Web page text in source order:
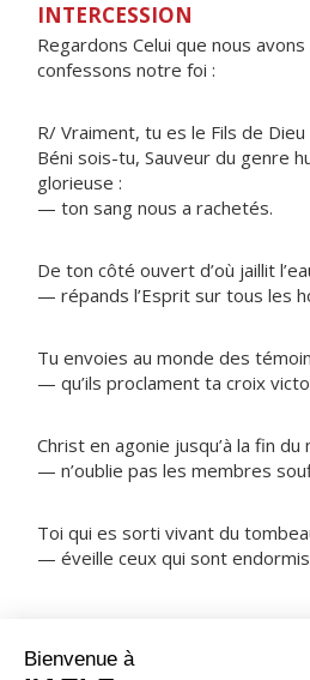
INTERCESSION
Regardons Celui que nous
confessons notre foi :
R/ Vraiment, tu es le Fils de Dieu
Béni sois-tu, Sauveur du genre
glorieuse :
— ton sang nous a rachetés.
De ton côté ouvert d’où jaillit
— répands l’Esprit sur tous les
Tu envoies au monde des
— qu’ils proclament ta croix
Christ en agonie jusqu’à la fin du
— n’oublie pas les membres
Toi qui es sorti vivant du
— éveille ceux qui sont